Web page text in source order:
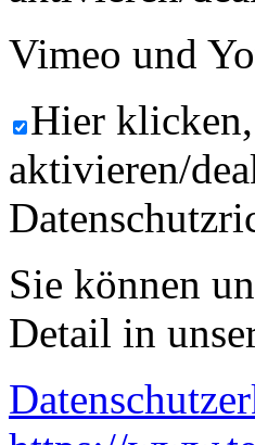
Vimeo und
Hier
aktivieren/
Sie können
Detail in